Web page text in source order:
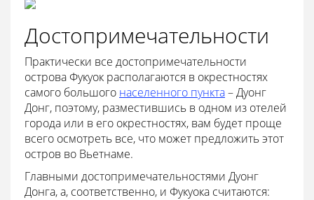
Достопримечательности
Практически все достопримечательности
острова Фукуок располагаются в окрестностях
самого большого населенного пункта– Дуонг
Донг, поэтому, разместившись в одном из отелей
города или в его окрестностях, вам будет проще
всего осмотреть все, что может предложить этот
остров во Вьетнаме.
Главными достопримечательностями Дуонг
Донга, а, соответственно, и Фукуока считаются: